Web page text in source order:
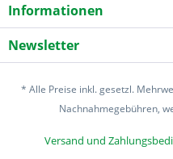
Informationen
Newsletter
* Alle Preise inkl. gesetzl.
Nachnahmegebühren,
Versand und